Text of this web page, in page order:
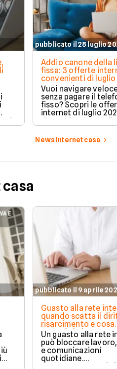
pubblicato il 28 luglio
Addio canone della
fissa: 3 offerte
convenienti di luglio
partire da 19,95€
Vuoi navigare
senza pagare il
fisso? Scopri le
internet di luglio
tariffa perfetta per
News internet casa
pubblicato il 9 aprile
Guasto alla rete
quando scatta il
risarcimento e cosa
prevede la legge
Un guasto alla rete
può bloccare
e comunicazioni
quotidiane.